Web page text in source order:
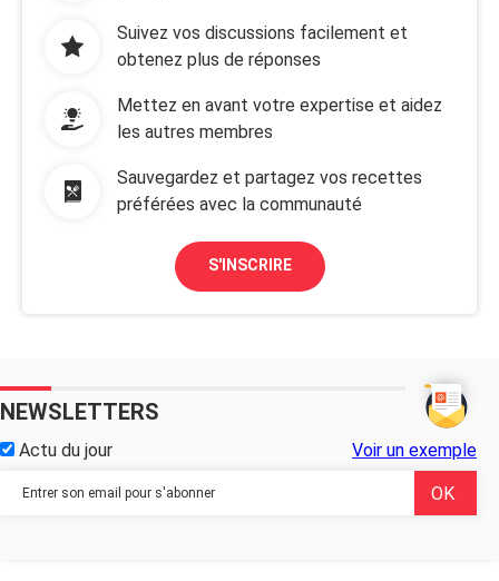
Suivez vos discussions facilement et
obtenez plus de réponses
Mettez en avant votre expertise et aidez
les autres membres
Sauvegardez et partagez vos recettes
préférées avec la communauté
S'INSCRIRE
NEWSLETTERS
Actu du jour Voir un exemple